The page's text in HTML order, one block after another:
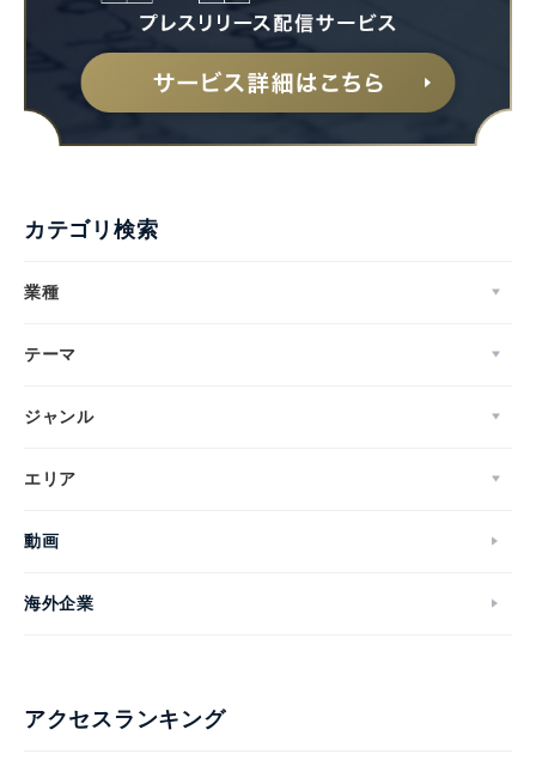
カテゴリ検索
業種
テーマ
ジャンル
エリア
動画
海外企業
アクセスランキング